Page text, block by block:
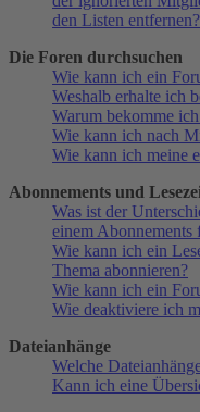
den Listen entfernen?
Die Foren durchsuchen
Wie kann ich ein
Weshalb erhalte ich
Warum bekomme
Wie kann ich nach
Wie kann ich meine
Abonnements und
Was ist der
einem Abonnements
Wie kann ich ein
Thema abonnieren?
Wie kann ich ein
Wie deaktiviere ich
Dateianhänge
Welche
Kann ich eine